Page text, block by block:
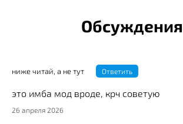
Обсуждения
ниже читай, а не тут Ответить
это имба мод вроде, крч советую
26 апреля 2026